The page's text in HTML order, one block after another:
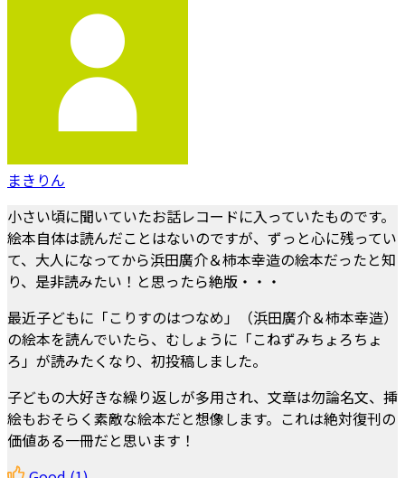
まきりん
小さい頃に聞いていたお話レコードに入っていたものです。
絵本自体は読んだことはないのですが、ずっと心に残ってい
て、大人になってから浜田廣介＆柿本幸造の絵本だったと知
り、是非読みたい！と思ったら絶版・・・
最近子どもに「こりすのはつなめ」（浜田廣介＆柿本幸造）
の絵本を読んでいたら、むしょうに「こねずみちょろちょ
ろ」が読みたくなり、初投稿しました。
子どもの大好きな繰り返しが多用され、文章は勿論名文、挿
絵もおそらく素敵な絵本だと想像します。これは絶対復刊の
価値ある一冊だと思います！